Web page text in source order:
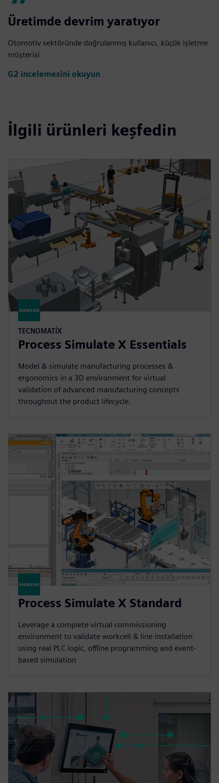
Üretimde devrim yaratıyor
Otomotiv sektöründe doğrulanmış kullanıcı, küçük işletme
müşterisi
G2 incelemesini okuyun
İlgili ürünleri keşfedin
TECNOMATIX
Process Simulate X Essentials
Model & simulate manufacturing processes &
ergonomics in a 3D environment for virtual
validation of advanced manufacturing concepts
throughout the product lifecycle.
Process Simulate X Standard
Leverage a complete virtual commissioning
environment to validate workcell & line installation
using real PLC logic, offline programming and event-
based simulation